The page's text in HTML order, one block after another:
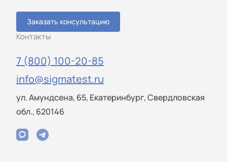
Заказать консультацию
Контакты
7 (800) 100-20-85
info@sigmatest.ru
ул. Амундсена, 65, Екатеринбург, Свердловская
обл., 620146